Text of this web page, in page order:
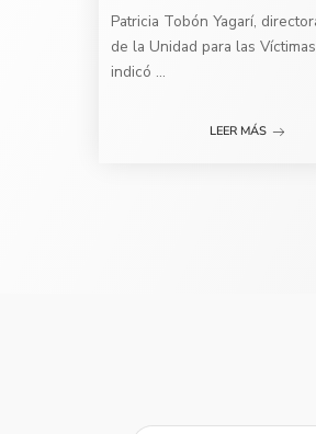
Patricia Tobón Yagarí,
de la Unidad para las
indicó ...
LEER MÁS